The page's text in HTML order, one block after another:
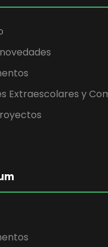
Extraescolares y